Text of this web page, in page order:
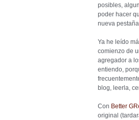
posibles,
poder hacer
nueva
Ya he leído
comienzo de
agregador a
entiendo,
blog, leerla,
Con Better
original